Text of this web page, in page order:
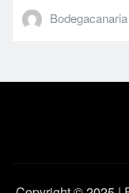
Bodegacanaria